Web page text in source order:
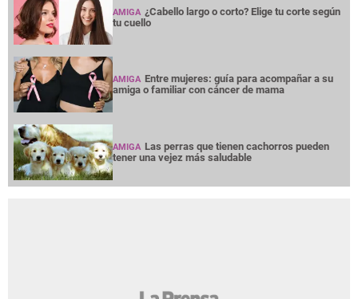
AMIGA ¿Cabello largo o corto? Elige tu corte según
tu cuello
AMIGA Entre mujeres: guía para acompañar a su
amiga o familiar con cáncer de mama
AMIGA Las perras que tienen cachorros pueden
tener una vejez más saludable